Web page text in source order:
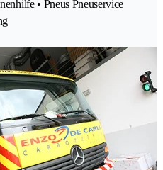
• Pneus Pneuservice